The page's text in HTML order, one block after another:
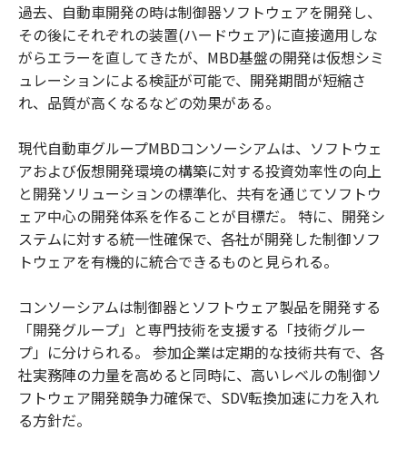
過去、自動車開発の時は制御器ソフトウェアを開発し、
その後にそれぞれの装置(ハードウェア)に直接適用しな
がらエラーを直してきたが、MBD基盤の開発は仮想シミ
ュレーションによる検証が可能で、開発期間が短縮さ
れ、品質が高くなるなどの効果がある。
現代自動車グループMBDコンソーシアムは、ソフトウェ
アおよび仮想開発環境の構築に対する投資効率性の向上
と開発ソリューションの標準化、共有を通じてソフトウ
ェア中心の開発体系を作ることが目標だ。 特に、開発シ
ステムに対する統一性確保で、各社が開発した制御ソフ
トウェアを有機的に統合できるものと見られる。
コンソーシアムは制御器とソフトウェア製品を開発する
「開発グループ」と専門技術を支援する「技術グルー
プ」に分けられる。 参加企業は定期的な技術共有で、各
社実務陣の力量を高めると同時に、高いレベルの制御ソ
フトウェア開発競争力確保で、SDV転換加速に力を入れ
る方針だ。